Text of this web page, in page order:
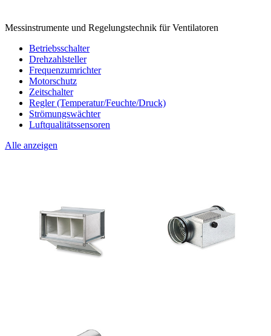
Messinstrumente und Regelungstechnik für Ventilatoren
Betriebsschalter
Drehzahlsteller
Frequenzumrichter
Motorschutz
Zeitschalter
Regler (Temperatur/Feuchte/Druck)
Strömungswächter
Luftqualitätssensoren
Alle anzeigen